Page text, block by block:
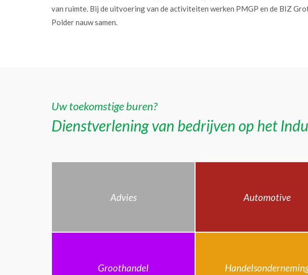
van ruimte. Bij de uitvoering van de activiteiten werken PMGP en de BIZ
Polder nauw samen.
Uw toekomstige buren?
Dienstverlening van bedrijven op het
Advies Automotive
Groothandel